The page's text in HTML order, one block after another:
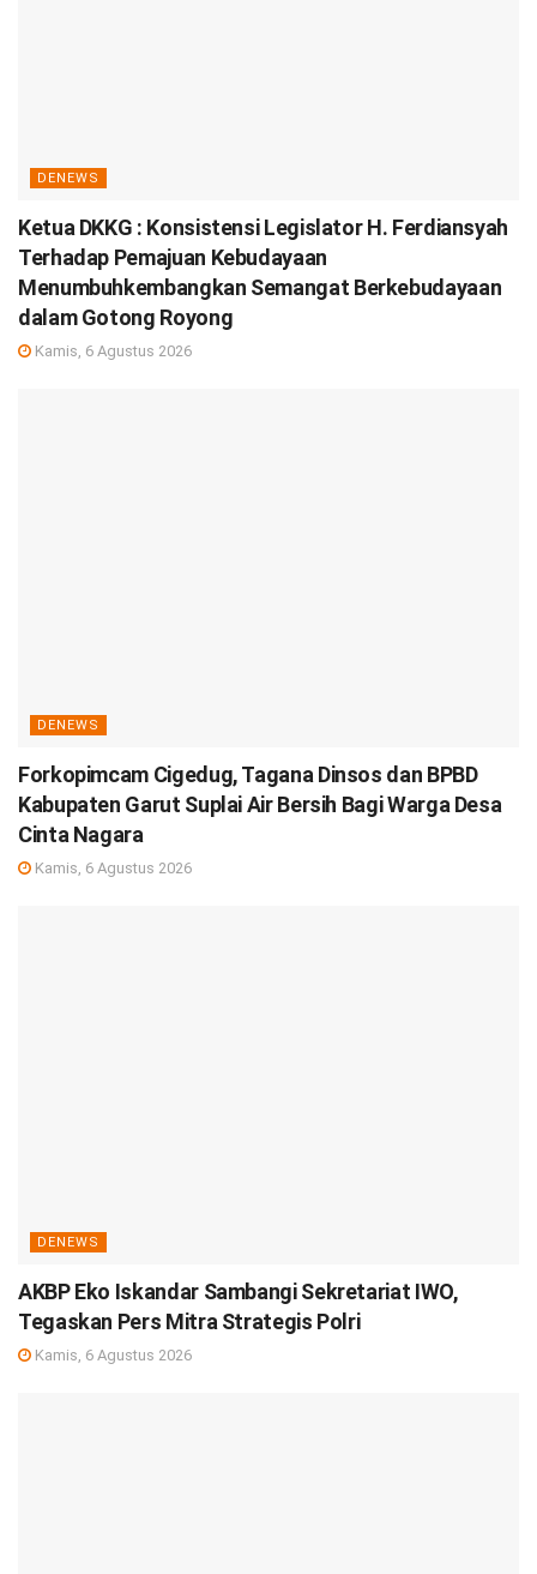
DENEWS
Ketua DKKG : Konsistensi Legislator H. Ferdiansyah
Terhadap Pemajuan Kebudayaan
Menumbuhkembangkan Semangat Berkebudayaan
dalam Gotong Royong
Kamis, 6 Agustus 2026
DENEWS
Forkopimcam Cigedug, Tagana Dinsos dan BPBD
Kabupaten Garut Suplai Air Bersih Bagi Warga Desa
Cinta Nagara
Kamis, 6 Agustus 2026
DENEWS
AKBP Eko Iskandar Sambangi Sekretariat IWO,
Tegaskan Pers Mitra Strategis Polri
Kamis, 6 Agustus 2026